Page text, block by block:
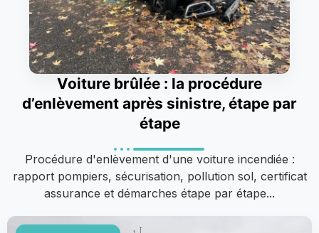
Voiture brûlée : la procédure
d’enlèvement après sinistre, étape par
étape
Procédure d'enlèvement d'une voiture incendiée :
rapport pompiers, sécurisation, pollution sol, certificat
assurance et démarches étape par étape...